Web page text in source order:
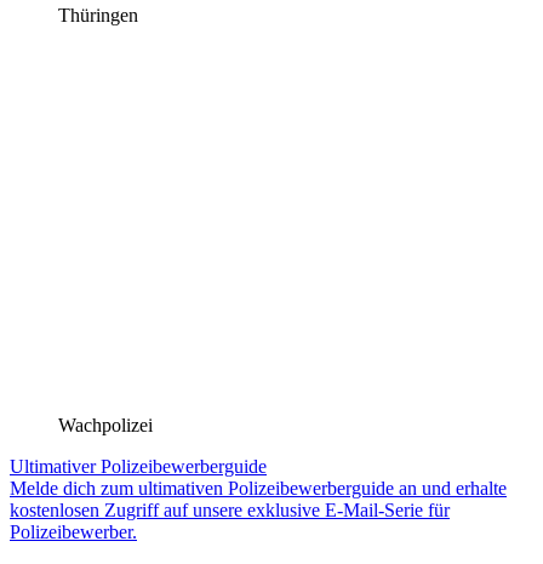
Thüringen
Wachpolizei
Ultimativer Polizeibewerberguide
Melde dich zum ultimativen Polizeibewerberguide an und erhalte
kostenlosen Zugriff auf unsere exklusive E-Mail-Serie für
Polizeibewerber.